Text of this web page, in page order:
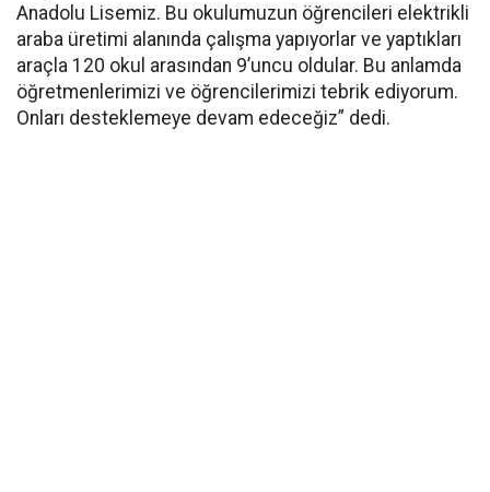
Anadolu Lisemiz. Bu okulumuzun öğrencileri elektrikli
araba üretimi alanında çalışma yapıyorlar ve yaptıkları
araçla 120 okul arasından 9’uncu oldular. Bu anlamda
öğretmenlerimizi ve öğrencilerimizi tebrik ediyorum.
Onları desteklemeye devam edeceğiz” dedi.